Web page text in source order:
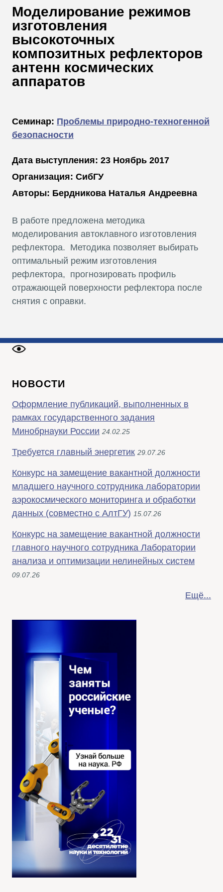
Т
Моделирование режимов
изготовления
высокоточных
композитных рефлекторов
антенн космических
аппаратов
Семинар: Проблемы природно-техногенной
безопасности
Дата выступления: 23 Ноябрь 2017
Организация: СибГУ
Авторы: Бердникова Наталья Андреевна
В работе предложена методика
моделирования автоклавного изготовления
рефлектора. Методика позволяет выбирать
оптимальный режим изготовления
рефлектора, прогнозировать профиль
отражающей поверхности рефлектора после
снятия с оправки.
НОВОСТИ
Оформление публикаций, выполненных в
рамках государственного задания
Минобрнауки России 24.02.25
Требуется главный энергетик 29.07.26
Конкурс на замещение вакантной должности
младшего научного сотрудника лаборатории
аэрокосмического мониторинга и обработки
данных (совместно с АлтГУ) 15.07.26
Конкурс на замещение вакантной должности
главного научного сотрудника Лаборатории
анализа и оптимизации нелинейных систем
09.07.26
Ещё...